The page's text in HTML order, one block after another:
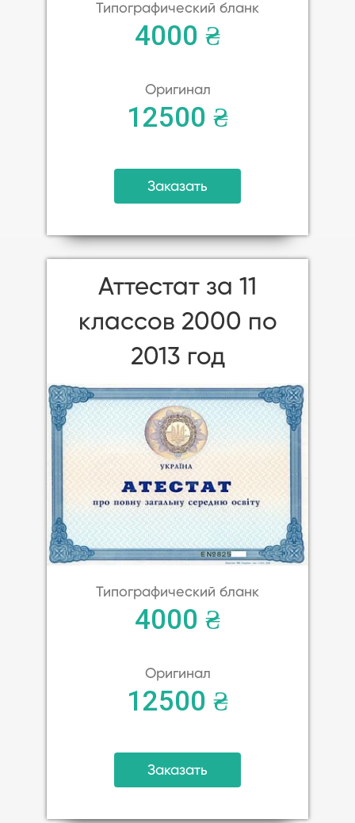
Типографический бланк
4000 ₴
Оригинал
12500 ₴
Заказать
Аттестат за 11
классов 2000 по
2013 год
Типографический бланк
4000 ₴
Оригинал
12500 ₴
Заказать